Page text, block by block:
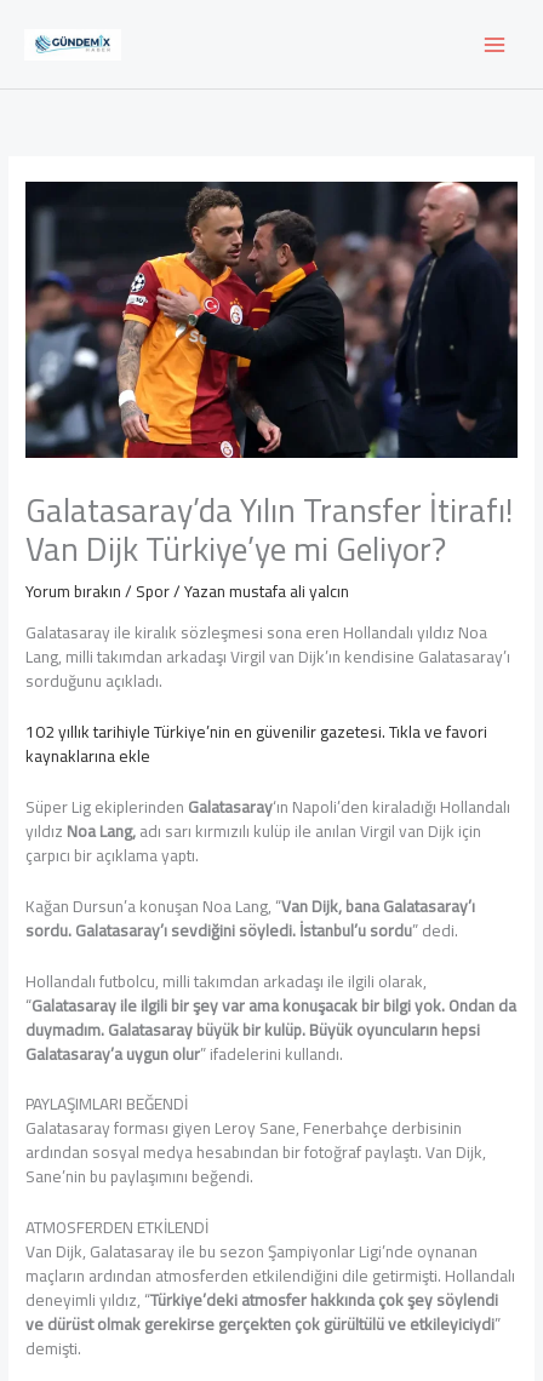
Galatasaray’da Yılın Transfer İtirafı!
Van Dijk Türkiye’ye mi Geliyor?
Yorum bırakın/Spor/ Yazanmustafa ali yalcın
Galatasaray ile kiralık sözleşmesi sona eren Hollandalı yıldız Noa
Lang, milli takımdan arkadaşı Virgil van Dijk’ın kendisine Galatasaray’ı
sorduğunu açıkladı.
102 yıllık tarihiyle Türkiye’nin en güvenilir gazetesi. Tıkla ve favori
kaynaklarına ekle
Süper Lig ekiplerindenGalatasaray‘ın Napoli’den kiraladığı Hollandalı
yıldızNoa Lang,adı sarı kırmızılı kulüp ile anılan Virgil van Dijk için
çarpıcı bir açıklama yaptı.
Kağan Dursun’a konuşan Noa Lang, “Van Dijk, bana Galatasaray’ı
sordu. Galatasaray’ı sevdiğini söyledi. İstanbul’u sordu” dedi.
Hollandalı futbolcu, milli takımdan arkadaşı ile ilgili olarak,
“Galatasaray ile ilgili bir şey var ama konuşacak bir bilgi yok. Ondan da
duymadım. Galatasaray büyük bir kulüp. Büyük oyuncuların hepsi
Galatasaray’a uygun olur” ifadelerini kullandı.
PAYLAŞIMLARI BEĞENDİ
Galatasaray forması giyen Leroy Sane, Fenerbahçe derbisinin
ardından sosyal medya hesabından bir fotoğraf paylaştı. Van Dijk,
Sane’nin bu paylaşımını beğendi.
ATMOSFERDEN ETKİLENDİ
Van Dijk, Galatasaray ile bu sezon Şampiyonlar Ligi’nde oynanan
maçların ardından atmosferden etkilendiğini dile getirmişti. Hollandalı
deneyimli yıldız, “Türkiye’deki atmosfer hakkında çok şey söylendi
ve dürüst olmak gerekirse gerçekten çok gürültülü ve etkileyiciydi”
demişti.